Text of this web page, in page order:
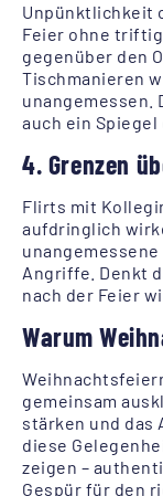
Unpünktlichkeit
Feier ohne
gegenüber den
Tischmanieren
unangemessen.
auch ein Spiegel
4. Grenzen
Flirts mit
aufdringlich
Angriffe. Denkt
nach der Feier
Warum
gemeinsam
stärken und das
diese
zeigen –
Gespür für den